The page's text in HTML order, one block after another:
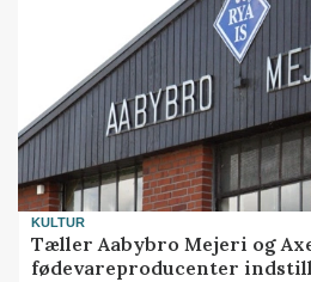
KULTUR
Tæller Aabybro Mejeri og
fødevareproducenter